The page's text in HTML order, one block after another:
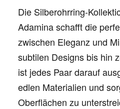
Die Silberohrring-
Adamina schafft die
zwischen Eleganz und
subtilen Designs bis hin
ist jedes Paar darauf
edlen Materialien und
Oberflächen zu